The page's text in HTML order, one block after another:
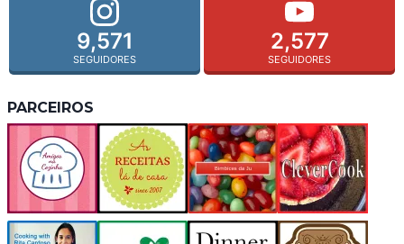
9,571
SEGUIDORES
2,577
SEGUIDORES
PARCEIROS